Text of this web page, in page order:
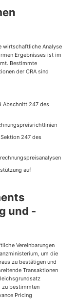
wirtschaftliche Analyse
Ergebnisses ist im
Bestimmte
der CRA sind
Abschnitt 247 des
247 des
auf
und -
Vereinbarungen
um die
zu bestätigen und
Transaktionen
zu bestimmten
Pricing